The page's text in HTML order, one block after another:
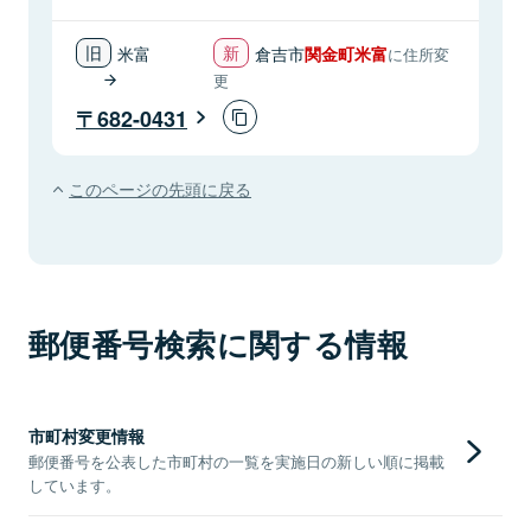
米富 倉吉市関金町米富に住所変
更
682-0431
このページの先頭に戻る
郵便番号検索に関する情報
市町村変更情報
郵便番号を公表した市町村の一覧を実施日の新しい順に掲載
しています。